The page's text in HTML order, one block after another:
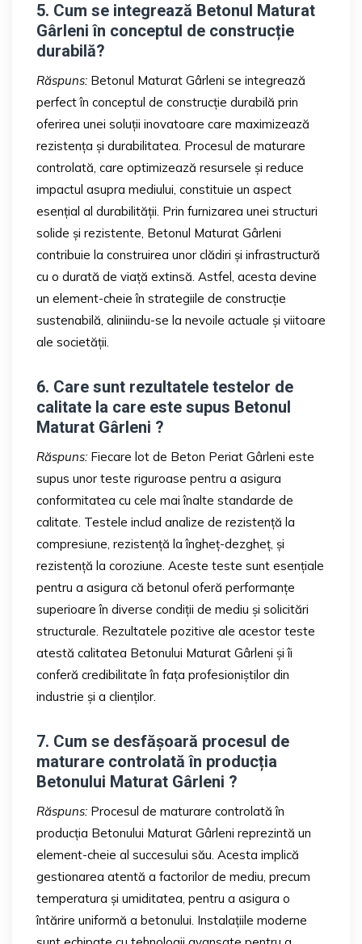
5. Cum se integrează Betonul Maturat
Gârleni în conceptul de construcție
durabilă?
Răspuns: Betonul Maturat Gârleni se integrează
perfect în conceptul de construcție durabilă prin
oferirea unei soluții inovatoare care maximizează
rezistența și durabilitatea. Procesul de maturare
controlată, care optimizează resursele și reduce
impactul asupra mediului, constituie un aspect
esențial al durabilității. Prin furnizarea unei structuri
solide și rezistente, Betonul Maturat Gârleni
contribuie la construirea unor clădiri și infrastructură
cu o durată de viață extinsă. Astfel, acesta devine
un element-cheie în strategiile de construcție
sustenabilă, aliniindu-se la nevoile actuale și viitoare
ale societății.
6. Care sunt rezultatele testelor de
calitate la care este supus Betonul
Maturat Gârleni ?
Răspuns: Fiecare lot de Beton Periat Gârleni este
supus unor teste riguroase pentru a asigura
conformitatea cu cele mai înalte standarde de
calitate. Testele includ analize de rezistență la
compresiune, rezistență la îngheț-dezgheț, și
rezistență la coroziune. Aceste teste sunt esențiale
pentru a asigura că betonul oferă performanțe
superioare în diverse condiții de mediu și solicitări
structurale. Rezultatele pozitive ale acestor teste
atestă calitatea Betonului Maturat Gârleni și îi
conferă credibilitate în fața profesioniștilor din
industrie și a clienților.
7. Cum se desfășoară procesul de
maturare controlată în producția
Betonului Maturat Gârleni ?
Răspuns: Procesul de maturare controlată în
producția Betonului Maturat Gârleni reprezintă un
element-cheie al succesului său. Acesta implică
gestionarea atentă a factorilor de mediu, precum
temperatura și umiditatea, pentru a asigura o
întărire uniformă a betonului. Instalațiile moderne